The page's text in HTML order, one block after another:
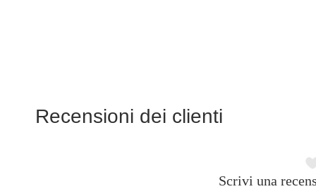
Recensioni dei clienti
Scrivi una